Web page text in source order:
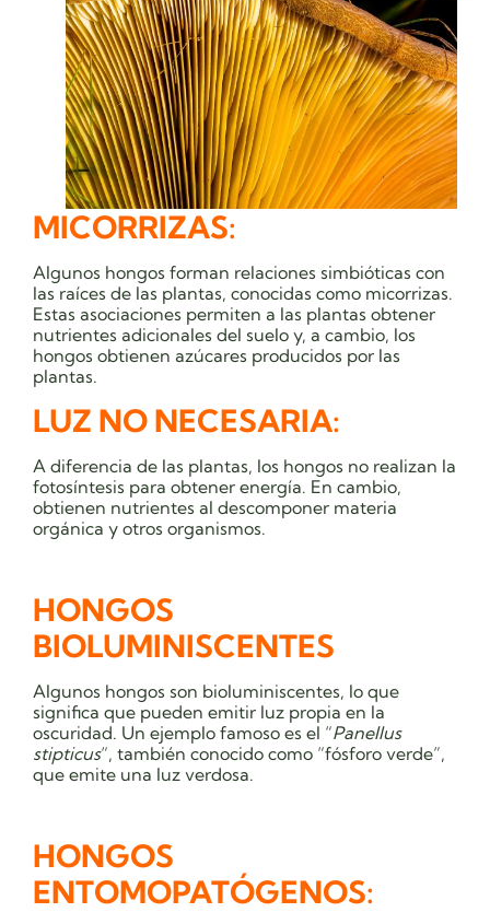
MICORRIZAS:
Algunos hongos forman relaciones simbióticas con
las raíces de las plantas, conocidas como micorrizas.
Estas asociaciones permiten a las plantas obtener
nutrientes adicionales del suelo y, a cambio, los
hongos obtienen azúcares producidos por las
plantas.
LUZ NO NECESARIA:
A diferencia de las plantas, los hongos no realizan la
fotosíntesis para obtener energía. En cambio,
obtienen nutrientes al descomponer materia
orgánica y otros organismos.
HONGOS
BIOLUMINISCENTES
Algunos hongos son bioluminiscentes, lo que
significa que pueden emitir luz propia en la
oscuridad. Un ejemplo famoso es el “Panellus
stipticus“, también conocido como “fósforo verde”,
que emite una luz verdosa.
HONGOS
ENTOMOPATÓGENOS: